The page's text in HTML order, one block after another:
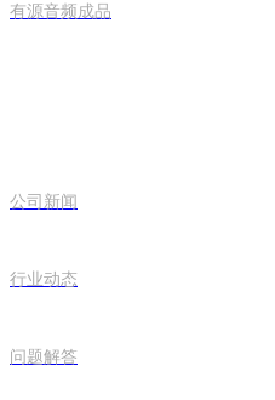
有源音频成品
公司新闻
行业动态
问题解答